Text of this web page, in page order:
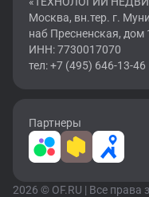
Москва, вн.тер. г.
наб Пресненская,
ИНН: 7730017070
тел: +7 (495) 646-13-46
Партнеры
2026 © OF.RU | Все